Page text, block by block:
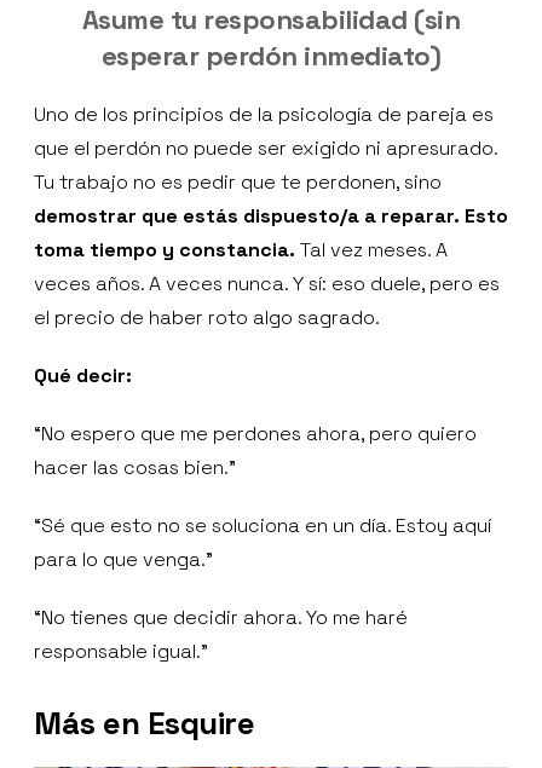
Asume tu responsabilidad (sin
esperar perdón inmediato)
Uno de los principios de la psicología de pareja es
que el perdón no puede ser exigido ni apresurado.
Tu trabajo no es pedir que te perdonen, sino
demostrar que estás dispuesto/a a reparar. Esto
toma tiempo y constancia. Tal vez meses. A
veces años. A veces nunca. Y sí: eso duele, pero es
el precio de haber roto algo sagrado.
Qué decir:
“No espero que me perdones ahora, pero quiero
hacer las cosas bien.”
“Sé que esto no se soluciona en un día. Estoy aquí
para lo que venga.”
“No tienes que decidir ahora. Yo me haré
responsable igual.”
Más en Esquire